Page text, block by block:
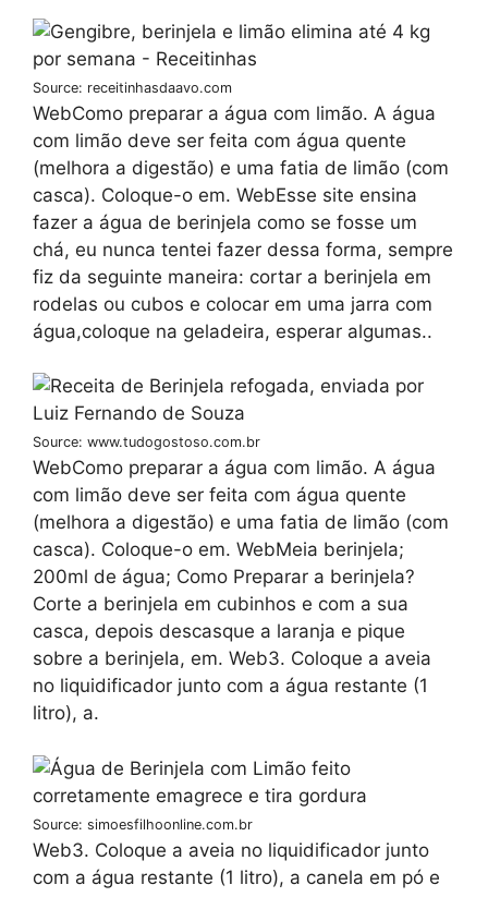
Source: receitinhasdaavo.com
WebComo preparar a água com limão. A água
com limão deve ser feita com água quente
(melhora a digestão) e uma fatia de limão (com
casca). Coloque-o em. WebEsse site ensina
fazer a água de berinjela como se fosse um
chá, eu nunca tentei fazer dessa forma, sempre
fiz da seguinte maneira: cortar a berinjela em
rodelas ou cubos e colocar em uma jarra com
água,coloque na geladeira, esperar algumas..
Source: www.tudogostoso.com.br
WebComo preparar a água com limão. A água
com limão deve ser feita com água quente
(melhora a digestão) e uma fatia de limão (com
casca). Coloque-o em. WebMeia berinjela;
200ml de água; Como Preparar a berinjela?
Corte a berinjela em cubinhos e com a sua
casca, depois descasque a laranja e pique
sobre a berinjela, em. Web3. Coloque a aveia
no liquidificador junto com a água restante (1
litro), a.
Source: simoesfilhoonline.com.br
Web3. Coloque a aveia no liquidificador junto
com a água restante (1 litro), a canela em pó e